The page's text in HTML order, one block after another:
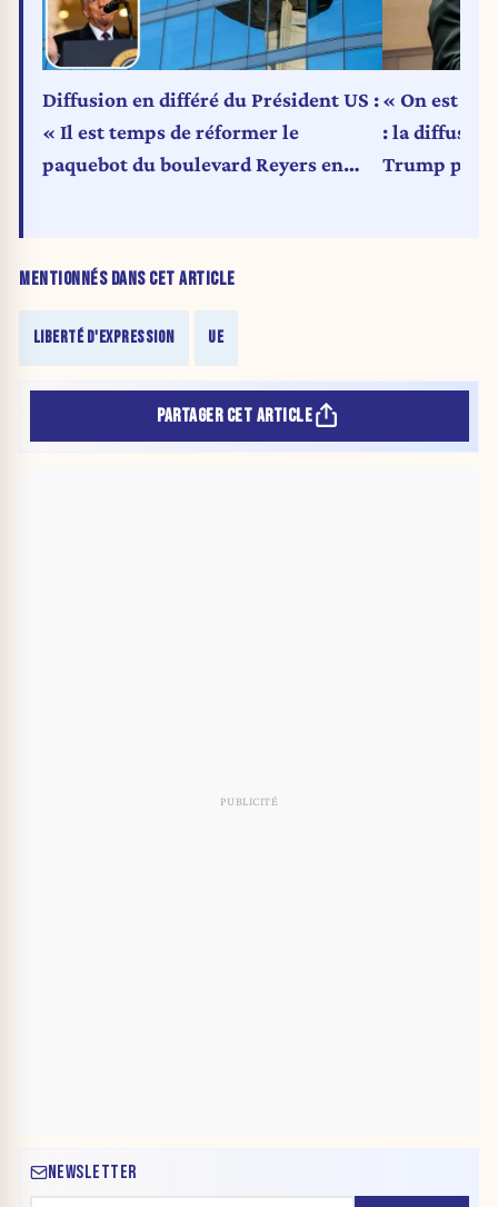
MENTIONNÉS DANS CET ARTICLE
LIBERTÉ D'EXPRESSION UE
Diffusion en différé du Président US :
« Il est temps de réformer le
paquebot du boulevard Reyers en
« On est
: la
Trump par
PARTAGER CET ARTICLE
NEWSLETTER